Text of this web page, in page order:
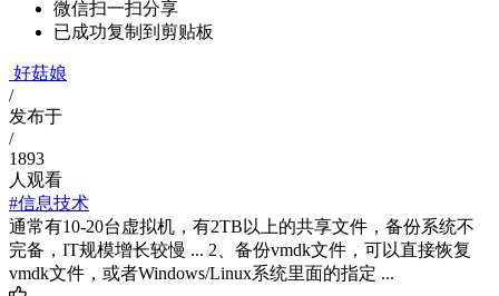
微信扫一扫分享
已成功复制到剪贴板
好菇娘
/
发布于
/
1893
人观看
#信息技术
通常有10-20台虚拟机，有2TB以上的共享文件，备份系统不
完备，IT规模增长较慢 ... 2、备份vmdk文件，可以直接恢复
vmdk文件，或者Windows/Linux系统里面的指定 ...